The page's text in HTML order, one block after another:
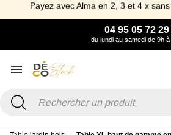
Payez avec Alma en 2, 3 et 4 x
04 95 05 72 29
du lundi au samedi de 9h